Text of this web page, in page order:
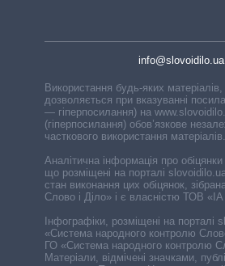
info@slovoidilo.ua
Використання будь-яких
дозволяється при вказуванні
— гіперпосилання) на
(гіперпосилання) обов’язкове
часткового використання матеріалів.
Аналітична інформація про обіцянки
що розміщені на порталі
стан виконання цих обіцянок,
Слово і Діло» і є власністю ТОВ «ІА
Інфографіки, розміщені на порталі
«Система народного контролю Слово
ГО «Система народного контролю
Матеріали, відмічені значками,